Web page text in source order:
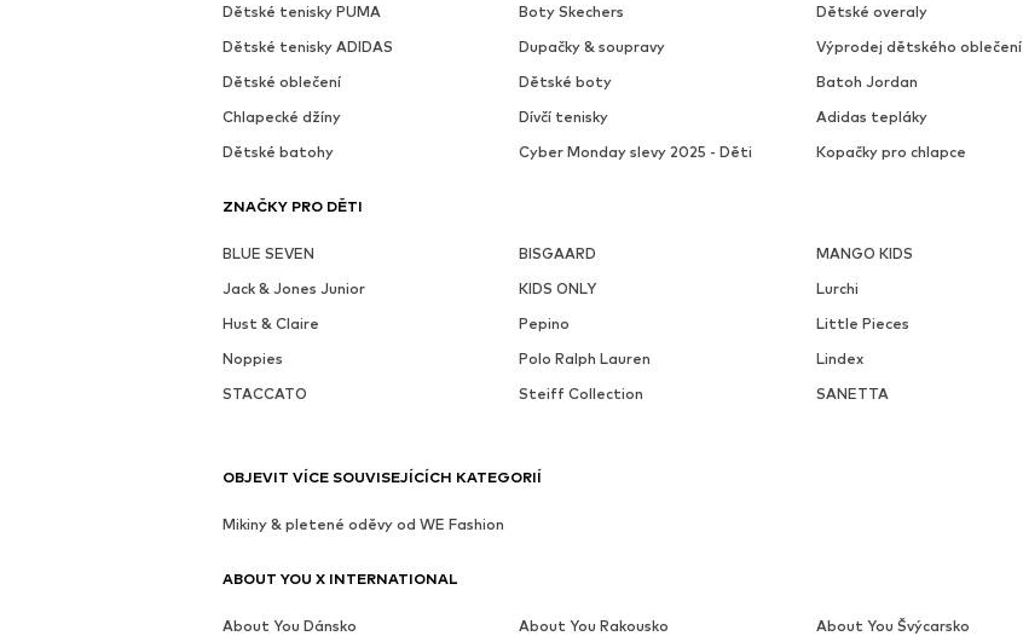
Dětské tenisky PUMA Boty Skechers Dětské overaly
Dětské tenisky ADIDAS
Dupačky & soupravy Výprodej dětského oblečení
Dětské oblečení
Dětské boty Batoh Jordan
Chlapecké džíny
Dívčí tenisky Adidas tepláky
Dětské batohy
Cyber Monday slevy 2025 - Děti Kopačky pro chlapce
ZNAČKY PRO DĚTI
BLUE SEVEN BISGAARD MANGO KIDS
Jack & Jones Junior
KIDS ONLY Lurchi
Hust & Claire
Pepino Little Pieces
Noppies
Polo Ralph Lauren Lindex
STACCATO
Steiff Collection SANETTA
OBJEVIT VÍCE SOUVISEJÍCÍCH KATEGORIÍ
Mikiny & pletené oděvy od WE Fashion
ABOUT YOU X INTERNATIONAL
About You Dánsko About You Rakousko About You Švýcarsko